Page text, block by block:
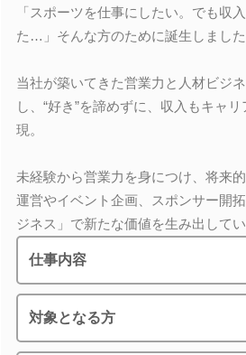
「スポーツを仕事にしたい。でも収
た…」そんな方のために誕生しました
当社が築いてきた営業力と人材ビジ
し、“好き”を諦めずに、収入もキャ
現。
未経験から営業力を身につけ、将来
運営やイベント企画、スポンサー開
ジネス」で新たな価値を生み出してい
仕事内容
対象となる方